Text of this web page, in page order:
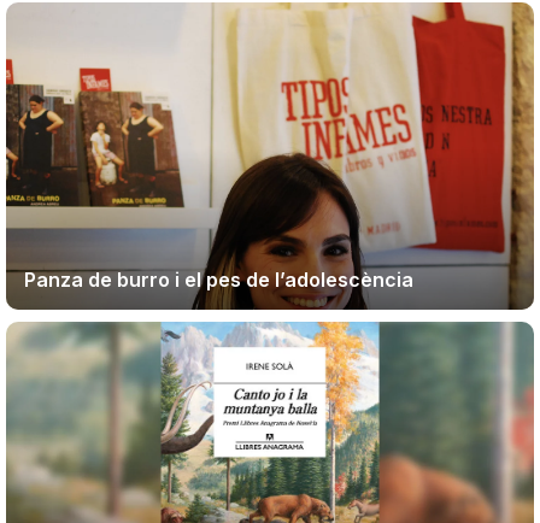
Panza de burro i el pes de l’adolescència